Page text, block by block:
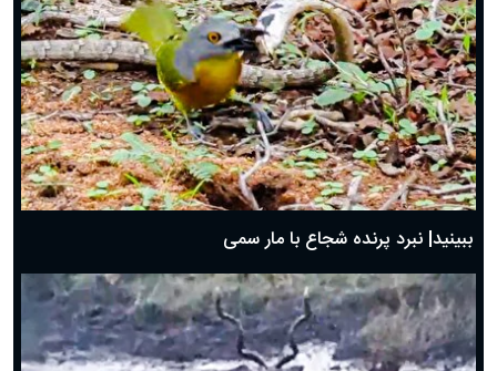
ببینید| نبرد پرنده شجاع با مار سمی